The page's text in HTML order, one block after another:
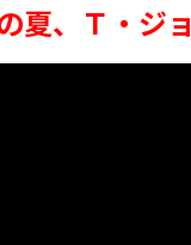
夏、Ｔ・ジ